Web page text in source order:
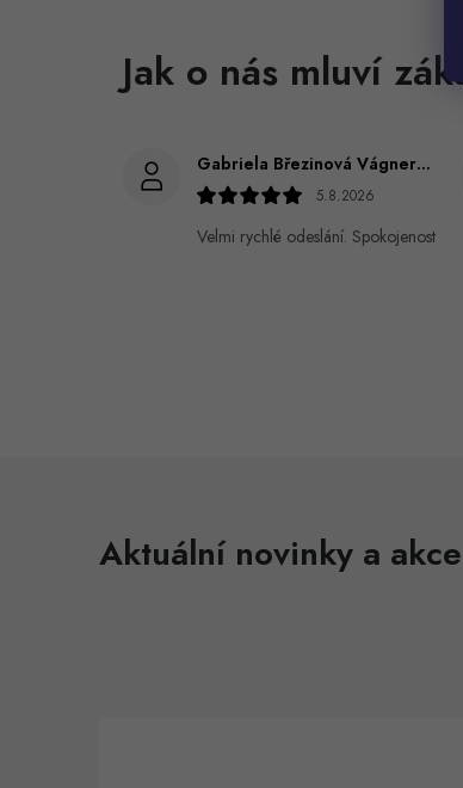
Gabriela Březinová Vágnerová
5.8.2026
Velmi rychlé odeslání. Spokojenost
Aktuální novinky a